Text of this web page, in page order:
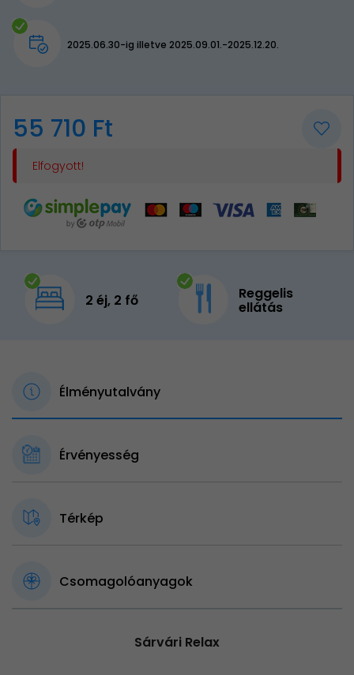
2025.06.30-ig illetve 2025.09.01.-2025.12.20.
55 710 Ft
Elfogyott!
2 éj, 2 fő Reggelis
ellátás
Élményutalvány
Érvényesség
Térkép
Csomagolóanyagok
Sárvári Relax